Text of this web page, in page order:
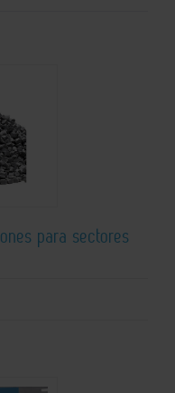
para sectores